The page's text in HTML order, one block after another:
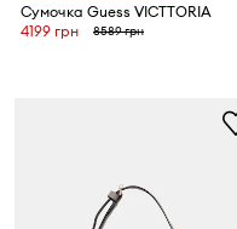
Сумочка Guess VICTTORIA
4199 грн
8589 грн